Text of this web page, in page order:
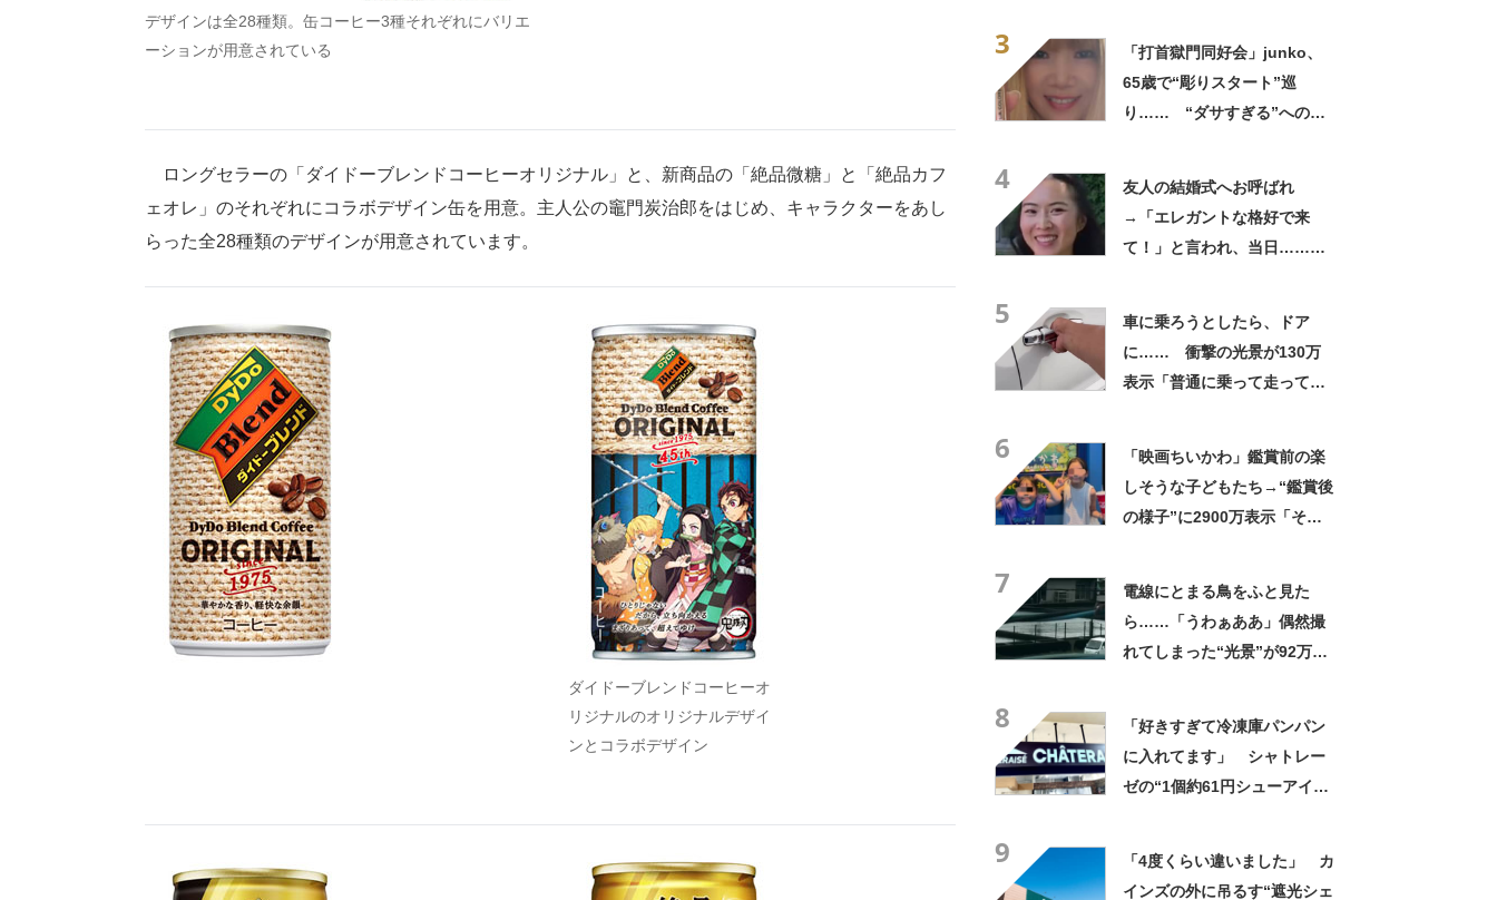
デザインは全28種類。缶コーヒー3種それぞれにバリエ
ーションが用意されている
ロングセラーの「ダイドーブレンドコーヒーオリジナル」と、新商品の「絶品微糖」と「絶品カフ
ェオレ」のそれぞれにコラボデザイン缶を用意。主人公の竈門炭治郎をはじめ、キャラクターをあし
らった全28種類のデザインが用意されています。
ダイドーブレンドコーヒーオ
リジナルのオリジナルデザイ
ンとコラボデザイン
3
「打首獄門同好会」junko、
65歳で“彫りスタート”巡
り…… “ダサすぎる”への持
4
友人の結婚式へお呼ばれ
→「エレガントな格好で来
て！」と言われ、当日……ま
5
車に乗ろうとしたら、ドア
に…… 衝撃の光景が130万
表示「普通に乗って走ってた
6
「映画ちいかわ」鑑賞前の楽
しそうな子どもたち→“鑑賞後
の様子”に2900万表示「そう
7
電線にとまる鳥をふと見た
ら……「うわぁああ」偶然撮
れてしまった“光景”が92万再
8
「好きすぎて冷凍庫パンパン
に入れてます」 シャトレー
ゼの“1個約61円シューアイ
9
「4度くらい違いました」 カ
インズの外に吊るす“遮光シェ